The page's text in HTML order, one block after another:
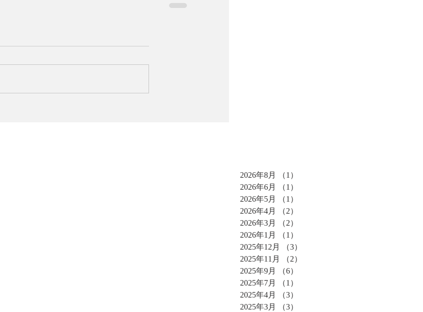
2026年8月 （1）
2026年6月
（1）
2026年5月
（1）
2026年4月
（2）
2026年3月
（2）
2026年1月
（1）
2025年12月
（3）
2025年11月
（2）
2025年9月
（6）
2025年7月
（1）
2025年4月
（3）
2025年3月
（3）